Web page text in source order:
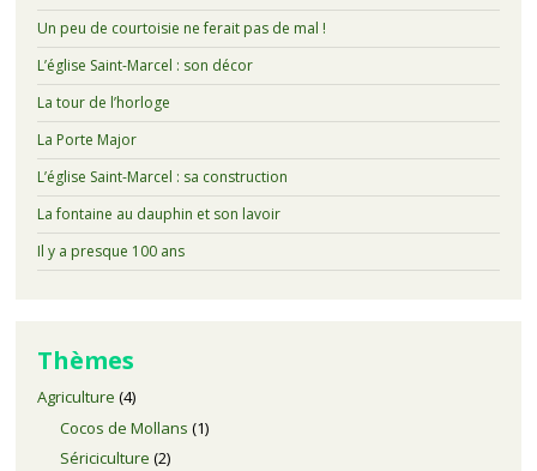
Un peu de courtoisie ne ferait pas de mal !
L’église Saint-Marcel : son décor
La tour de l’horloge
La Porte Major
L’église Saint-Marcel : sa construction
La fontaine au dauphin et son lavoir
Il y a presque 100 ans
Thèmes
Agriculture (4)
Cocos de Mollans (1)
Sériciculture (2)